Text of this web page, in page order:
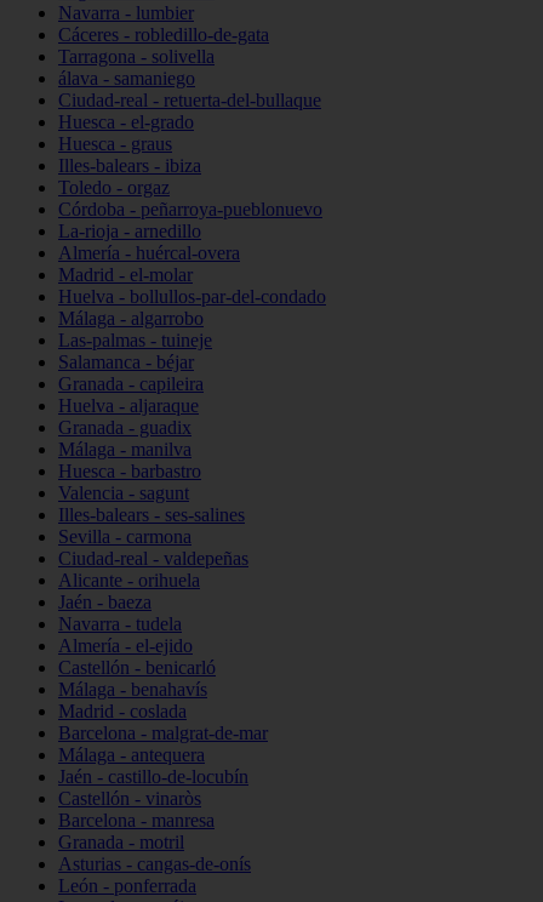
Navarra - lumbier
Cáceres - robledillo-de-gata
Tarragona - solivella
álava - samaniego
Ciudad-real - retuerta-del-bullaque
Huesca - el-grado
Huesca - graus
Illes-balears - ibiza
Toledo - orgaz
Córdoba - peñarroya-pueblonuevo
La-rioja - arnedillo
Almería - huércal-overa
Madrid - el-molar
Huelva - bollullos-par-del-condado
Málaga - algarrobo
Las-palmas - tuineje
Salamanca - béjar
Granada - capileira
Huelva - aljaraque
Granada - guadix
Málaga - manilva
Huesca - barbastro
Valencia - sagunt
Illes-balears - ses-salines
Sevilla - carmona
Ciudad-real - valdepeñas
Alicante - orihuela
Jaén - baeza
Navarra - tudela
Almería - el-ejido
Castellón - benicarló
Málaga - benahavís
Madrid - coslada
Barcelona - malgrat-de-mar
Málaga - antequera
Jaén - castillo-de-locubín
Castellón - vinaròs
Barcelona - manresa
Granada - motril
Asturias - cangas-de-onís
León - ponferrada